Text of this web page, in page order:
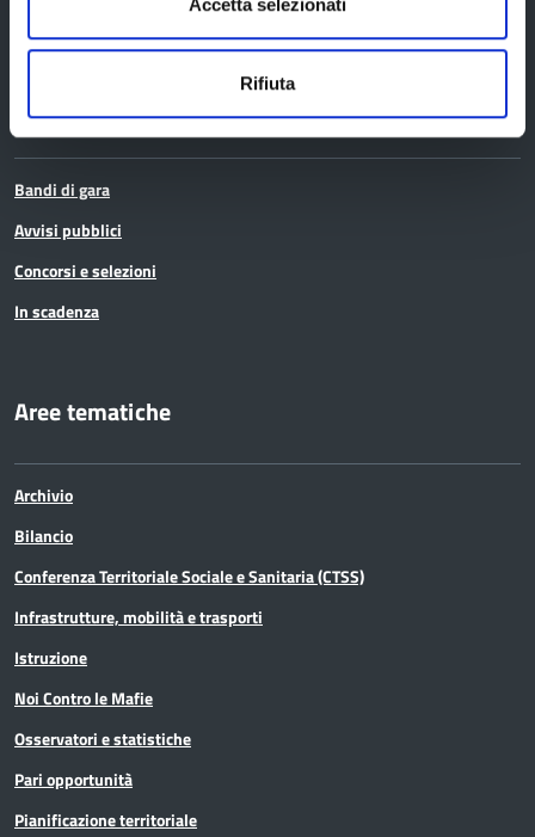
Accetta selezionati
Rifiuta
Bandi e avvisi
Bandi di gara
Avvisi pubblici
Concorsi e selezioni
In scadenza
Aree tematiche
Archivio
Bilancio
Conferenza Territoriale Sociale e Sanitaria (CTSS)
Infrastrutture, mobilità e trasporti
Istruzione
Noi Contro le Mafie
Osservatori e statistiche
Pari opportunità
Pianificazione territoriale